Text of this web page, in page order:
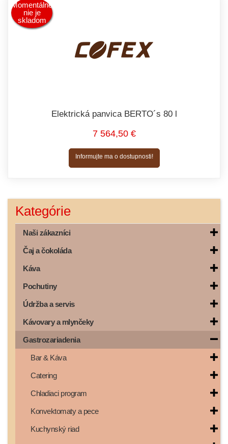
Momentálne
nie je
skladom
Elektrická panvica BERTO´s 80 l
7 564,50 €
Informujte ma o dostupnosti!
Kategórie
Naši zákazníci
Čaj a čokoláda
Káva
Pochutiny
Údržba a servis
Kávovary a mlynčeky
Gastrozariadenia
Bar & Káva
Catering
Chladiaci program
Konvektomaty a pece
Kuchynský riad